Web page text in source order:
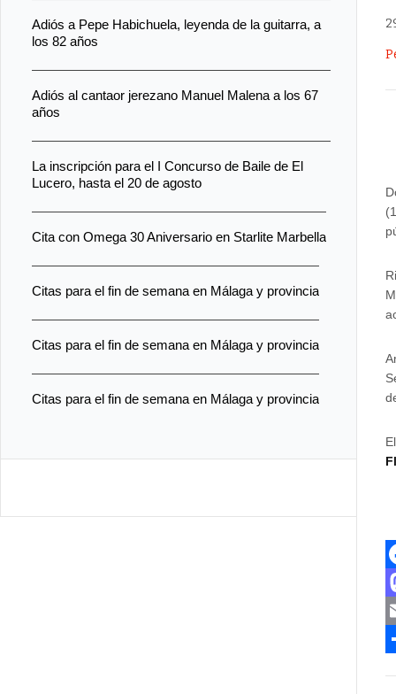
F
a
c
M
aE
Adiós a Pepe Habichuela, leyenda de la guitarra, a
los 82 años
Adiós al cantaor jerezano Manuel Malena a los 67
años
La inscripción para el I Concurso de Baile de El
Lucero, hasta el 20 de agosto
Cita con Omega 30 Aniversario en Starlite Marbella
Citas para el fin de semana en Málaga y provincia
Citas para el fin de semana en Málaga y provincia
Citas para el fin de semana en Málaga y provincia